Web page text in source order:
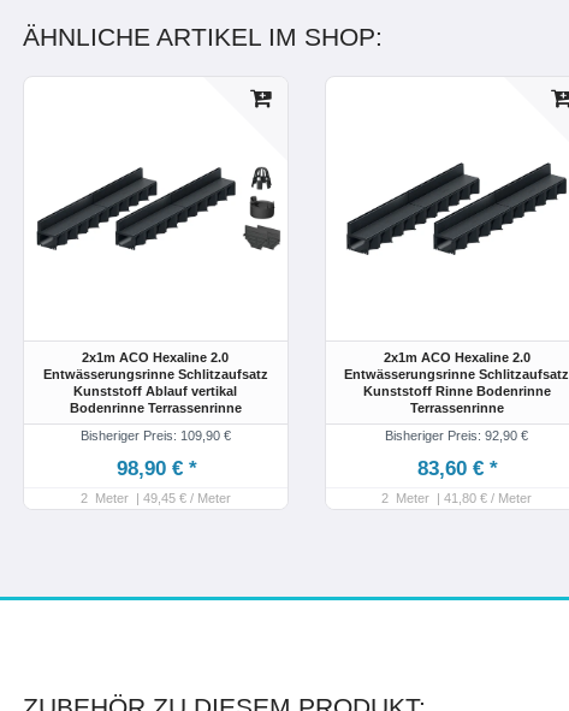
ÄHNLICHE ARTIKEL IM SHOP:
2x1m ACO Hexaline 2.0
Entwässerungsrinne Schlitzaufsatz
Kunststoff Ablauf vertikal
Bodenrinne Terrassenrinne
Bisheriger Preis: 109,90 €
98,90 € *
2 Meter | 49,45 € / Meter
2x1m ACO Hexaline 2.0
Entwässerungsrinne Schlitzaufsatz
Kunststoff Rinne Bodenrinne
Terrassenrinne
Bisheriger Preis: 92,90 €
83,60 € *
2 Meter | 41,80 € / Meter